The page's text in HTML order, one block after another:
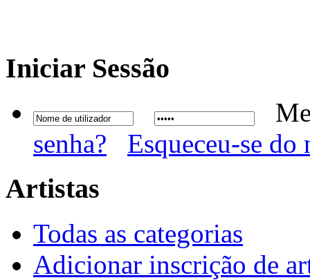
Iniciar Sessão
senha?
Esqueceu-se
Artistas
Todas as categorias
Adicionar inscrição de